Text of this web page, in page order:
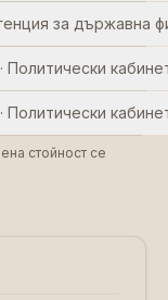
за държавна
· Политически
· Политически
стойност се